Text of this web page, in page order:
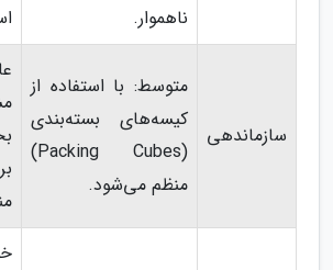
ناهموار.
سازماندهی
متوسط: با استفاده از
کیسه‌های بسته‌بندی
(Packing Cubes)
منظم می‌شود.